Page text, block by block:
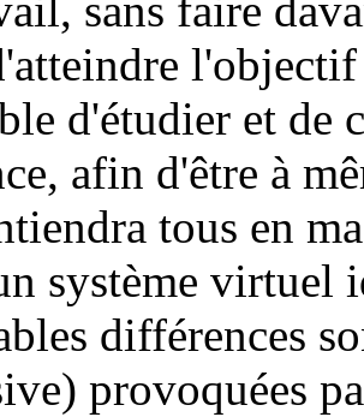
sans faire
d'étudier et de
afin d'être à
tous en
système virtuel
différences
provoquées